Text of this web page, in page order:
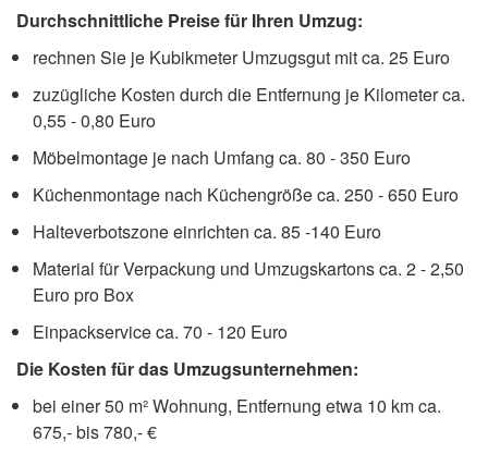
Durchschnittliche Preise für Ihren Umzug:
rechnen Sie je Kubikmeter Umzugsgut mit ca. 25 Euro
zuzügliche Kosten durch die Entfernung je Kilometer ca.
0,55 - 0,80 Euro
Möbelmontage je nach Umfang ca. 80 - 350 Euro
Küchenmontage nach Küchengröße ca. 250 - 650 Euro
Halteverbotszone einrichten ca. 85 -140 Euro
Material für Verpackung und Umzugskartons ca. 2 - 2,50
Euro pro Box
Einpackservice ca. 70 - 120 Euro
Die Kosten für das Umzugsunternehmen:
bei einer 50 m² Wohnung, Entfernung etwa 10 km ca.
675,- bis 780,- €